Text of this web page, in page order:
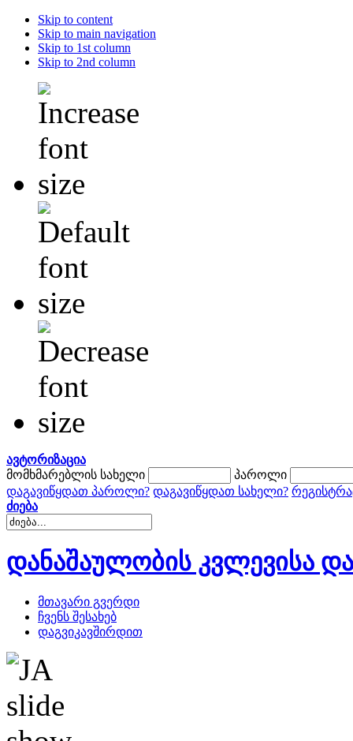
Skip to content
Skip to main navigation
Skip to 1st column
Skip to 2nd column
ავტორიზაცია
მომხმარებლის სახელი
პაროლი
დაგავიწყდათ პაროლი? დაგავიწყდათ სახელი?
ძიება
დანაშაულობის კვლევისა
მთავარი გვერდი
ჩვენს შესახებ
დაგვიკავშირდით